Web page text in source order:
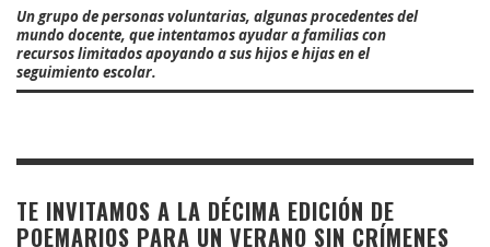
Un grupo de personas voluntarias, algunas procedentes del
mundo docente, que intentamos ayudar a familias con
recursos limitados apoyando a sus hijos e hijas en el
seguimiento escolar.
TE INVITAMOS A LA DÉCIMA EDICIÓN DE
POEMARIOS PARA UN VERANO SIN CRÍMENES